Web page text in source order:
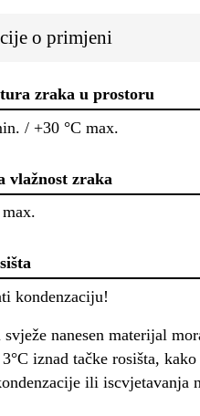
o primjeni
zraka u prostoru
/ +30 °C max.
vlažnost zraka
kondenzaciju!
svježe nanesen materijal
iznad tačke rosišta,
ili iscvjetavanja